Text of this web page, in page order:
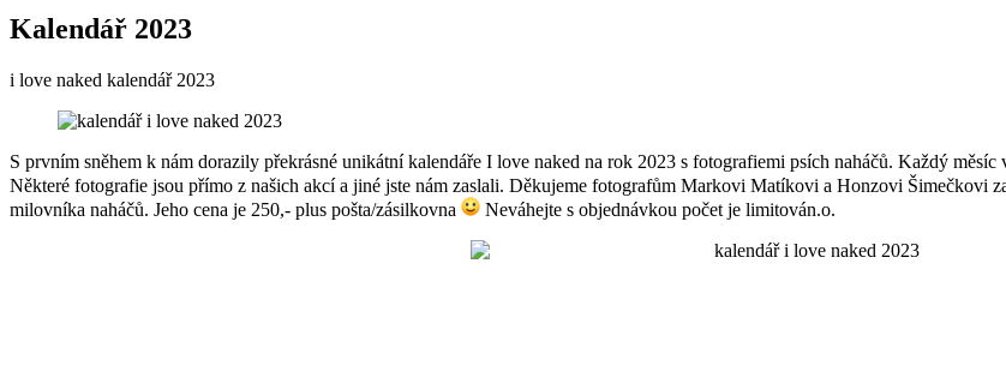
Kalendář 2023
i love naked kalendář 2023
S prvním sněhem k nám dorazily překrásné unikátní kalendáře I love naked na rok 2023 s fotografiemi psích naháčů. Každý
Některé fotografie jsou přímo z našich akcí a jiné jste nám zaslali. Děkujeme fotografům Markovi Matíkovi a Honzovi Šimečkovi
milovníka naháčů. Jeho cena je 250,- plus pošta/zásilkovna
Neváhejte s objednávkou počet je limitován.o.